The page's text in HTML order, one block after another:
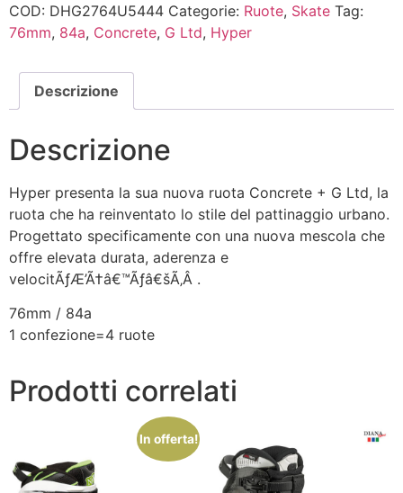
COD: DHG2764U5444 Categorie: Ruote, Skate Tag:
76mm, 84a, Concrete, G Ltd, Hyper
Descrizione
Descrizione
Hyper presenta la sua nuova ruota Concrete + G Ltd, la
ruota che ha reinventato lo stile del pattinaggio urbano.
Progettato specificamente con una nuova mescola che
offre elevata durata, aderenza e
velocitÃƒÆ’Ã†â€™Ãƒâ€šÃ‚Â .
76mm / 84a
1 confezione=4 ruote
Prodotti correlati
In offerta!